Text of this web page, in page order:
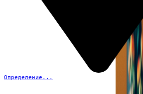
Определение...